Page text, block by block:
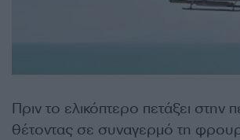
Πριν το ελικόπτερο πετάξει στην
θέτοντας σε συναγερμό τη